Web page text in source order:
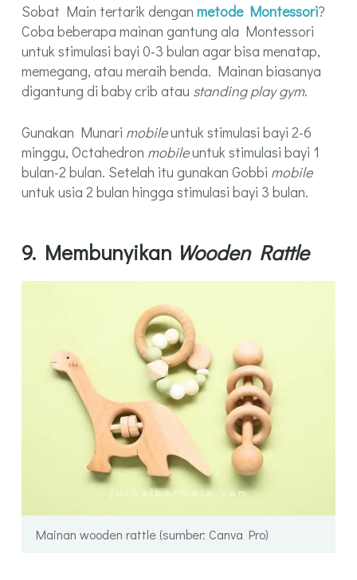
Sobat Main tertarik dengan metode Montessori?
Coba beberapa mainan gantung ala Montessori
untuk stimulasi bayi 0-3 bulan agar bisa menatap,
memegang, atau meraih benda. Mainan biasanya
digantung di baby crib atau standing play gym.
Gunakan Munari mobileuntuk stimulasi bayi 2-6
minggu, Octahedron mobileuntuk stimulasi bayi 1
bulan-2 bulan. Setelah itu gunakan Gobbi mobile
untuk usia 2 bulan hingga stimulasi bayi 3 bulan.
9. Membunyikan Wooden Rattle
Mainan wooden rattle (sumber: Canva Pro)